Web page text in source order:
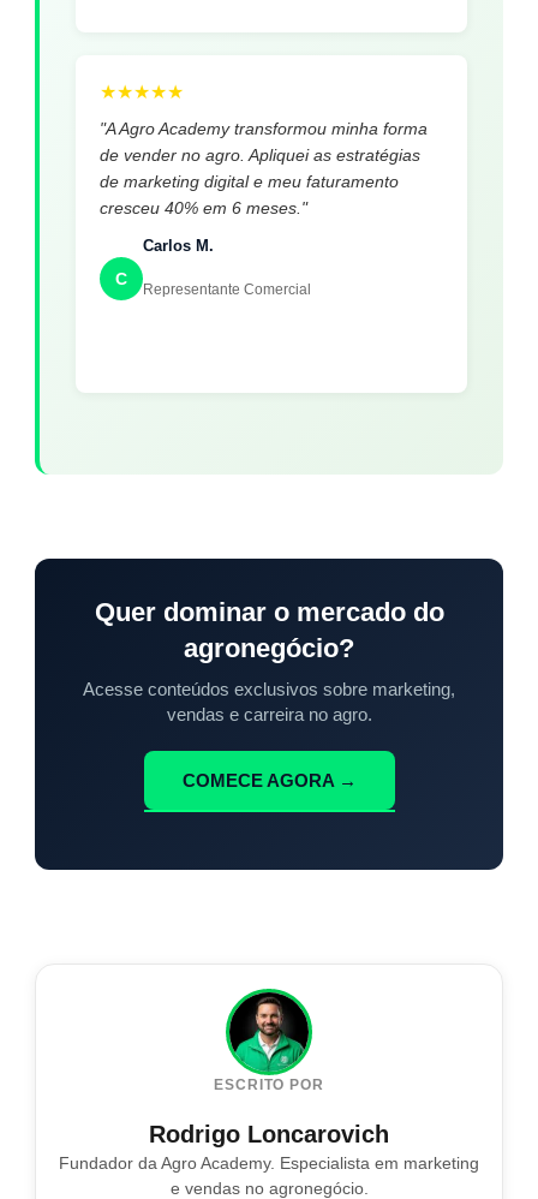
★★★★★
"A Agro Academy transformou minha forma
de vender no agro. Apliquei as estratégias
de marketing digital e meu faturamento
cresceu 40% em 6 meses."
C
Carlos M.
Representante Comercial
Quer dominar o mercado do
agronegócio?
Acesse conteúdos exclusivos sobre marketing,
vendas e carreira no agro.
COMECE AGORA →
ESCRITO POR
Rodrigo Loncarovich
Fundador da Agro Academy. Especialista em marketing
e vendas no agronegócio.